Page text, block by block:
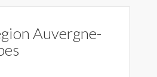
Auvergne-